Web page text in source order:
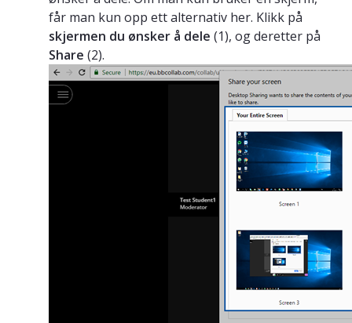
får man kun opp ett alternativ her. Klikk på
skjermen du ønsker å dele (1), og deretter på
Share (2).